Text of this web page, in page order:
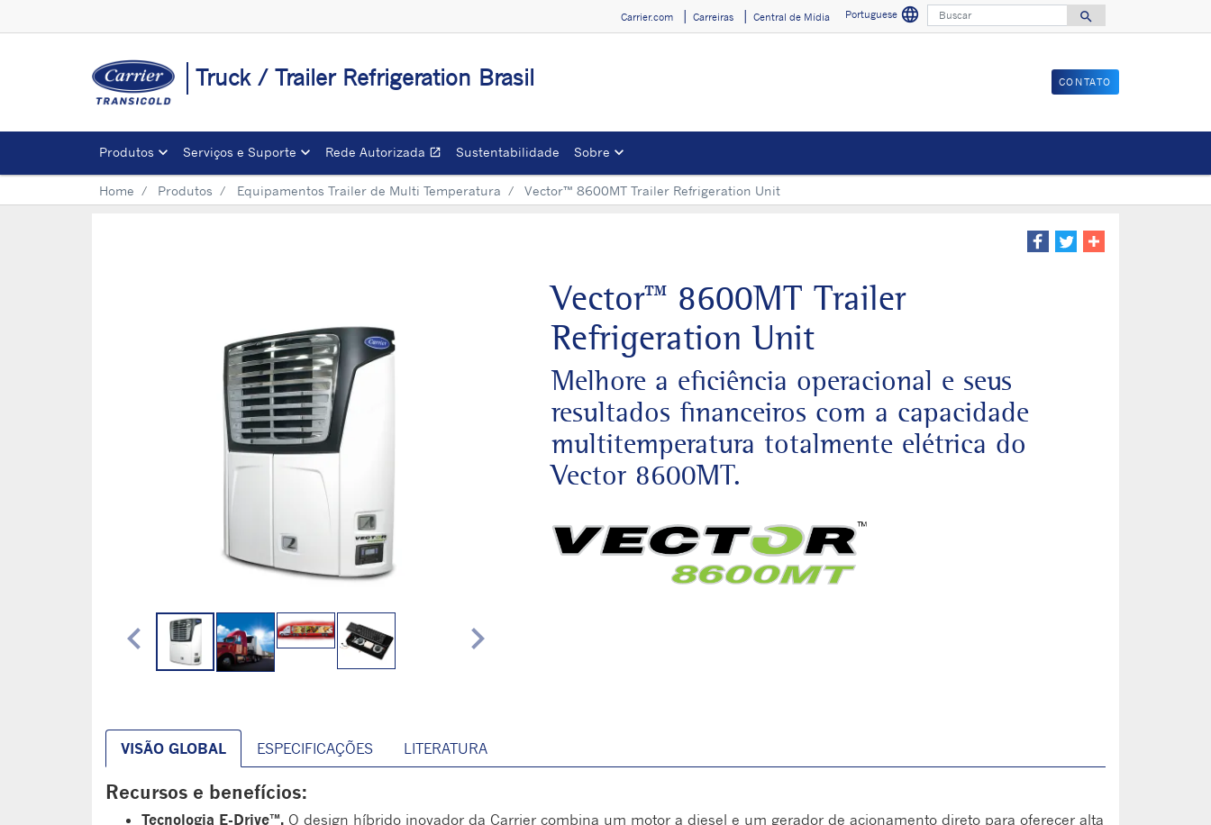
Carrier.com Carreiras Central de Mídia Portuguese languageSelect a language
Buscar
search
Search
Truck / Trailer Refrigeration Brasil CONTATO
Produtos Serviços e Suporte Rede Autorizada open_in_newOpens in a new window
Sustentabilidade Sobre
Home Produtos Equipamentos Trailer de Multi Temperatura Vector™ 8600MT Trailer Refrigeration Unit
chevron_left chevron_right
Vector™ 8600MT Trailer
Refrigeration Unit
Melhore a eficiência operacional e seus
resultados financeiros com a capacidade
multitemperatura totalmente elétrica do
Vector 8600MT.
VISÃO GLOBAL ESPECIFICAÇÕES LITERATURA
Recursos e benefícios:
Tecnologia E-Drive™. O design híbrido inovador da Carrier combina um motor a diesel e um gerador de acionamento direto para oferecer alta